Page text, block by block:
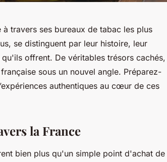
travers ses bureaux de tabac les plus
se distinguent par leur histoire, leur
offrent. De véritables trésors cachés,
sous un nouvel angle. Préparez-
authentiques au cœur de ces
la France
bien plus qu'un simple point d'achat de